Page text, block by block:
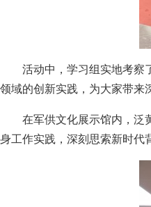
活动中，学习组实地考察
领域的创新实践，为大家带来
在军供文化展示馆内，泛
身工作实践，深刻思索新时代